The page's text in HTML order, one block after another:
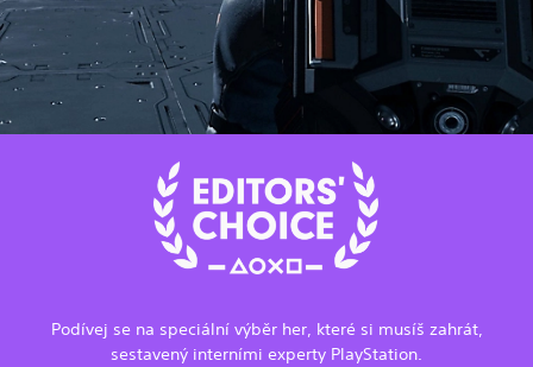
Podívej se na speciální výběr her, které si musíš zahrát,
sestavený interními experty PlayStation.